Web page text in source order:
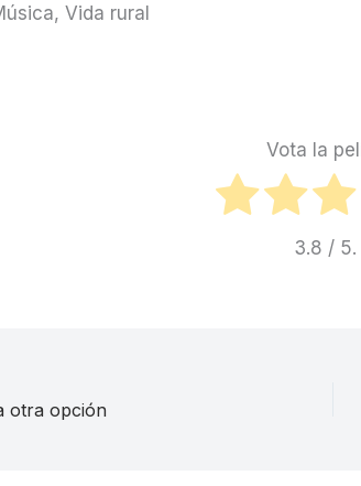
Vida rural
Vota la
3.8 / 5.
otra opción